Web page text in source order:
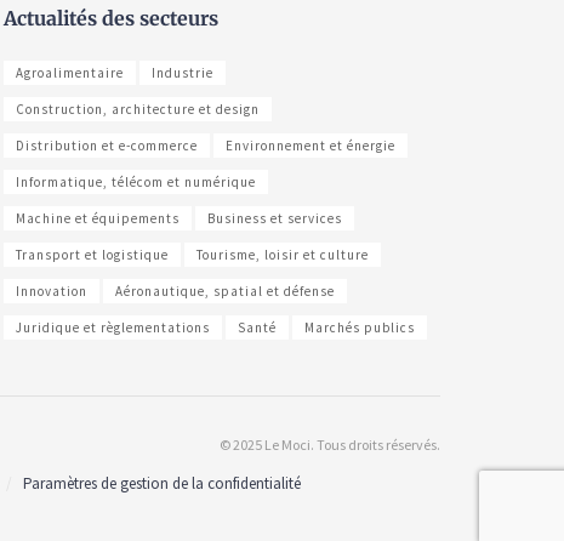
Actualités des secteurs
Agroalimentaire Industrie
Construction, architecture et design
Distribution et e-commerce Environnement et énergie
Informatique, télécom et numérique
Machine et équipements Business et services
Transport et logistique Tourisme, loisir et culture
Innovation Aéronautique, spatial et défense
Juridique et règlementations Santé Marchés publics
© 2025 Le Moci. Tous droits réservés.
Paramètres de gestion de la confidentialité